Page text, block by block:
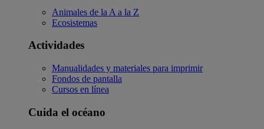
Animales de la A a la Z
Ecosistemas
Actividades
Manualidades y materiales para imprimir
Fondos de pantalla
Cursos en línea
Cuida el océano